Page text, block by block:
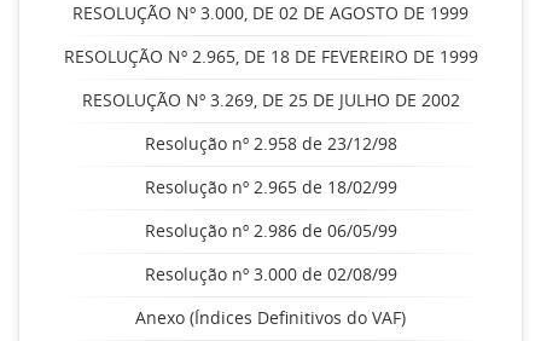
RESOLUÇÃO Nº 3.000, DE 02 DE AGOSTO DE 1999
RESOLUÇÃO Nº 2.965, DE 18 DE FEVEREIRO DE 1999
RESOLUÇÃO Nº 3.269, DE 25 DE JULHO DE 2002
Resolução nº 2.958 de 23/12/98
Resolução nº 2.965 de 18/02/99
Resolução nº 2.986 de 06/05/99
Resolução nº 3.000 de 02/08/99
Anexo (Índices Definitivos do VAF)